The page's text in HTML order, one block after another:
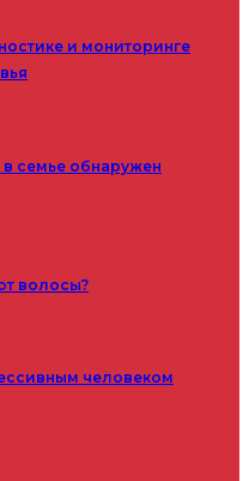
и мониторинге
в семье обнаружен
волосы?
человеком